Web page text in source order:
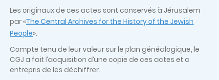
Les originaux de ces actes sont conservés à Jérusalem
par «The Central Archives for the History of the Jewish
People».
Compte tenu de leur valeur sur le plan généalogique, le
CGJ a fait l’acquisition d’une copie de ces actes et a
entrepris de les déchiffrer.